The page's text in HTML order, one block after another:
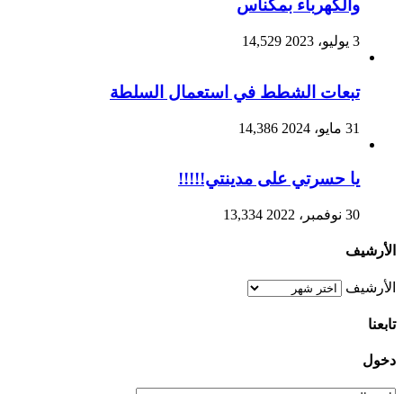
والكهرباء بمكناس
3 يوليو، 2023 14,529
تبعات الشطط في استعمال السلطة
31 مايو، 2024 14,386
يا حسرتي على مدينتي!!!!!
30 نوفمبر، 2022 13,334
الأرشيف
الأرشيف
تابعنا
دخول